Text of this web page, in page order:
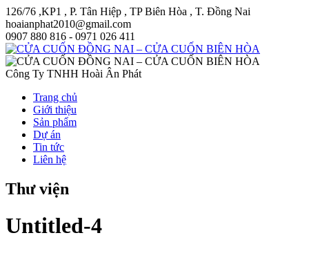
126/76 ,KP1 , P. Tân Hiệp , TP Biên Hòa , T. Đồng Nai
hoaianphat2010@gmail.com
0907 880 816 - 0971 026 411
Công Ty TNHH Hoài Ân Phát
Trang chủ
Giới thiệu
Sản phẩm
Dự án
Tin tức
Liên hệ
Thư viện
Untitled-4